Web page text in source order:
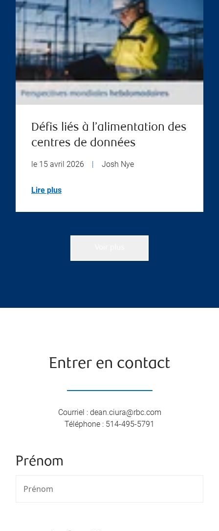
Défis liés à l’alimentation des
centres de données
le 15 avril 2026 | Josh Nye
Lire plus
Entrer en contact
Courriel : dean.ciura@rbc.com
Téléphone : 514-495-5791
Prénom